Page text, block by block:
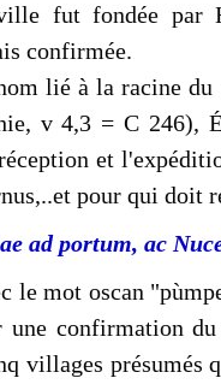
fut fondée par
confirmée.
lié à la racine du
v 4,3 = C 246),
et
pour qui
ad portum, ac
mot oscan
confirmation
villages